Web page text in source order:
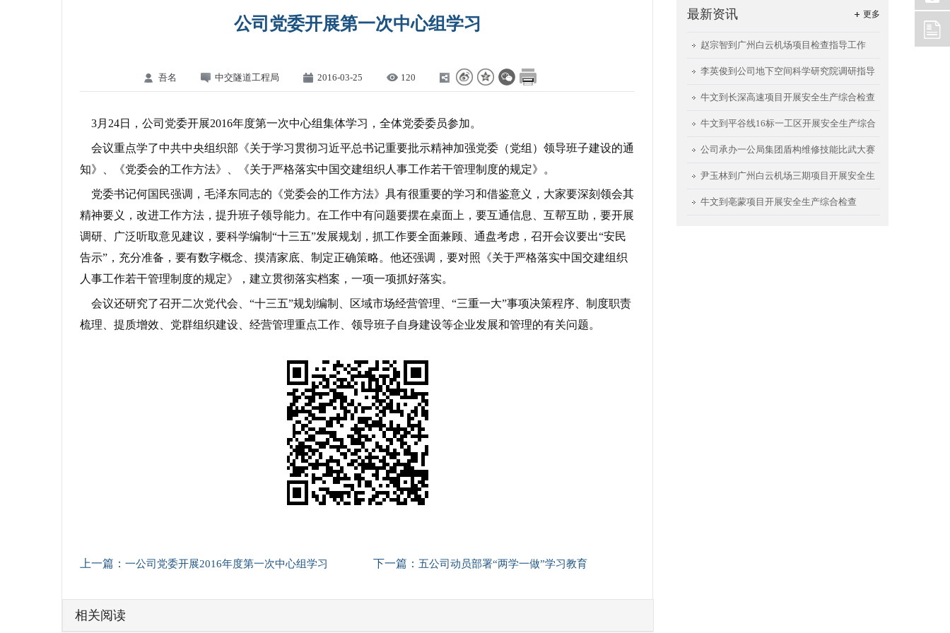
公司党委开展第一次中心组学习
吾名 中交隧道工程局 2016-03-25 120
3月24日，公司党委开展2016年度第一次中心组集体学习，全体党委委员参加。
会议重点学了中共中央组织部《关于学习贯彻习近平总书记重要批示精神加强党委（党组）领导班子建设的通
知》、《党委会的工作方法》、《关于严格落实中国交建组织人事工作若干管理制度的规定》。
党委书记何国民强调，毛泽东同志的《党委会的工作方法》具有很重要的学习和借鉴意义，大家要深刻领会其
精神要义，改进工作方法，提升班子领导能力。在工作中有问题要摆在桌面上，要互通信息、互帮互助，要开展
调研、广泛听取意见建议，要科学编制“十三五”发展规划，抓工作要全面兼顾、通盘考虑，召开会议要出“安民
告示”，充分准备，要有数字概念、摸清家底、制定正确策略。他还强调，要对照《关于严格落实中国交建组织
人事工作若干管理制度的规定》，建立贯彻落实档案，一项一项抓好落实。
会议还研究了召开二次党代会、“十三五”规划编制、区域市场经营管理、“三重一大”事项决策程序、制度职责
梳理、提质增效、党群组织建设、经营管理重点工作、领导班子自身建设等企业发展和管理的有关问题。
上一篇： 一公司党委开展2016年度第一次中心组学习 下一篇： 五公司动员部署“两学一做”学习教育
相关阅读
更多
最新资讯
赵宗智到广州白云机场项目检查指导工作
李英俊到公司地下空间科学研究院调研指导
工作
牛文到长深高速项目开展安全生产综合检查
牛文到平谷线16标一工区开展安全生产综合
检查
公司承办一公局集团盾构维修技能比武大赛
尹玉林到广州白云机场三期项目开展安全生
产检查
牛文到亳蒙项目开展安全生产综合检查